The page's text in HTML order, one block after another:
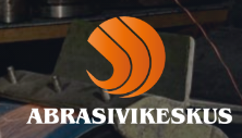
Skip
to
content